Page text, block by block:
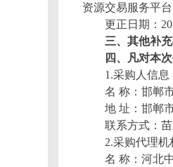
资源交易服务平台
更正日期 ：
三、其他补
四、凡对本
1 .采购人信息
名 称：邯郸
地 址：邯郸
联系方式：
2.采购代理机
名 称：河北